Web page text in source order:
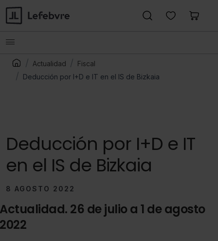
Actualidad
Fiscal
Deducción por I+D e IT en el IS de Bizkaia
Deducción por I+D e IT
en el IS de Bizkaia
8 AGOSTO 2022
Actualidad. 26 de julio a 1 de agosto
2022